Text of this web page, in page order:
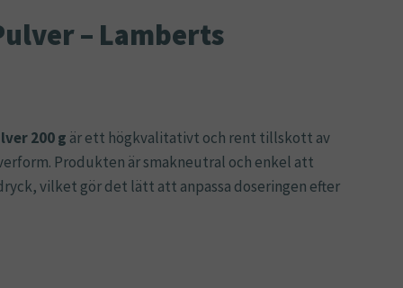
– Lamberts
200 g är ett högkvalitativt och rent tillskott av
Produkten är smakneutral och enkel att
vilket gör det lätt att anpassa doseringen efter